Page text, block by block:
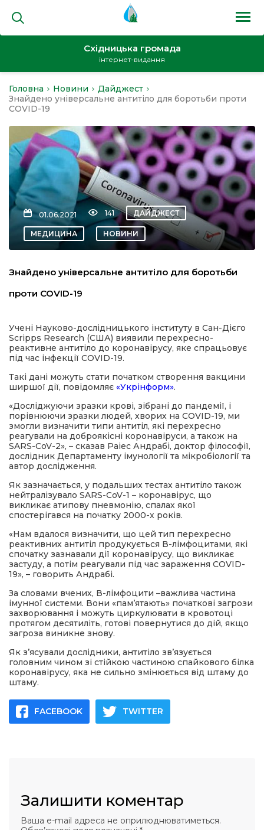
Східницька громада
інтернет-видання
Головна Новини
Дайджест
Знайдено універсальне антитіло для боротьби проти
COVID-19
01.06.2021 141 ДАЙДЖЕСТ
МЕДИЦИНА НОВИНИ
Знайдено універсальне антитіло для боротьби
проти COVID-19
Учені Науково-дослідницького інституту в Сан-Дієго
Scripps Research (США) виявили перехресно-
реактивне антитіло до коронавірусу, яке спрацьовує
під час інфекції COVID-19.
Такі дані можуть стати початком створення вакцини
ширшої дії, повідомляє «Укрінформ».
«Досліджуючи зразки крові, зібрані до пандемії, і
порівнюючи зразки людей, хворих на COVID-19, ми
змогли визначити типи антитіл, які перехресно
реагували на доброякісні коронавіруси, а також на
SARS-CoV-2», – сказав Раіес Андрабі, доктор філософії,
дослідник Департаменту імунології та мікробіології та
автор дослідження.
Як зазначається, у подальших тестах антитіло також
нейтралізувало SARS-CoV-1 – коронавірус, що
викликає атипову пневмонію, спалах якої
спостерігався на початку 2000-х років.
«Нам вдалося визначити, що цей тип перехресно
реактивних антитіл продукується В-лімфоцитами, які
спочатку зазнавали дії коронавірусу, що викликає
застуду, а потім реагували під час зараження COVID-
19», – говорить Андрабі.
За словами вчених, В-лімфоцити –важлива частина
імунної системи. Вони «пам’ятають» початкові загрози
захворювання і можуть циркулювати в кровотоці
протягом десятиліть, готові повернутися до дій, якщо
загроза виникне знову.
Як з’ясували дослідники, антитіло зв’язується
головним чином зі стійкою частиною спайкового білка
коронавірусу, яка не сильно змінюється від штаму до
штаму.
FACEBOOK TWITTER
Залишити коментар
Ваша e-mail адреса не оприлюднюватиметься.